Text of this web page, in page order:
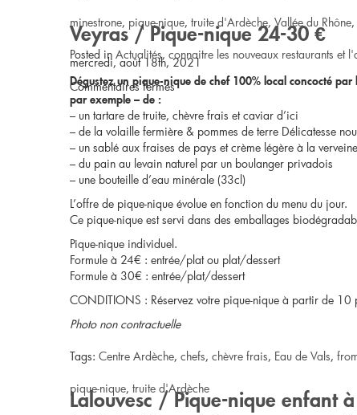
minestrone, pique-nique, truite d'Ardèche, Vallée du Rhône,
Posted in Actualités, connaitre les nouveaux restaurants et
Commentaires ferméssur
La
Roche
de
Glun
/
Pique-
Veyras / Pique-nique 24-30 €
mercredi, août 18th, 2021
Dégustez un pique-nique de chef 100% local concocté
par exemple – de :
– un tartare de truite, chèvre frais et caviar d’ici
– de la volaille fermière & pommes de terre Délicatesse
– un sablé aux fraises de pays et crème légère à la verveine
– du pain au levain naturel par un boulanger privadois
– une bouteille d’eau minérale (33cl)
L’offre de pique-nique évolue en fonction du menu du jour.
Ce pique-nique est servi dans des emballages
Pique-nique individuel.
Formule à 24€ : entrée/plat ou plat/dessert
Formule à 30€ : entrée/plat/dessert
CONDITIONS : Réservez votre pique-nique à partir de
Photo non contractuelle
Tags: Centre Ardèche, chefs, chèvre frais, Eau de Vals,
pique-nique, truite d'Ardèche
Lalouvesc / Pique-nique enfant